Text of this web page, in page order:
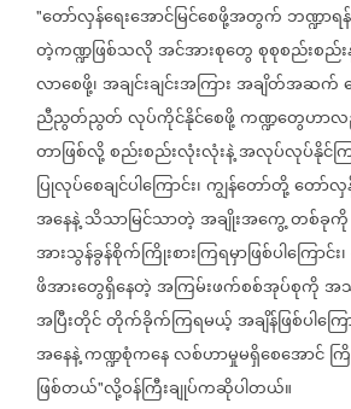
"တော်လှန်ရေးအောင်မြင်စေဖို့အတွက် ဘဏ္ဍာ
တဲ့ကဏ္ဍဖြစ်သလိုအင်အားစုတွေစုစုစည်းစည်း
လာစေဖို့၊အချင်းချင်းအကြားအချိတ်အဆက်
ညီညွတ်ညွတ်လုပ်ကိုင်နိုင်စေဖို့ကဏ္ဍတွေဟာလ
တာဖြစ်လို့စည်းစည်းလုံးလုံးနဲ့အလုပ်လုပ်နိုင်က
ပြုလုပ်စေချင်ပါကြောင်း၊ကျွန်တော်တို့တော်လှ
အနေနဲ့သိသာမြင်သာတဲ့အချိုးအကွေ့တစ်ခုကို
အားသွန်ခွန်စိုက်ကြိုးစားကြရမှာဖြစ်ပါကြောင်း၊
ဖိအားတွေရှိနေတဲ့အကြမ်းဖက်စစ်အုပ်စုကိုအ
အပြီးတိုင်တိုက်ခိုက်ကြရမယ့်အချိန်ဖြစ်ပါက
အနေနဲ့ကဏ္ဍစုံကနေလစ်ဟာမှုမရှိစေအောင်က
ဖြစ်တယ်"လို့ဝန်ကြီးချုပ်ကဆိုပါတယ်။